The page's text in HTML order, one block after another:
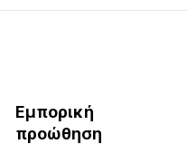
Εμπορική
προώθηση